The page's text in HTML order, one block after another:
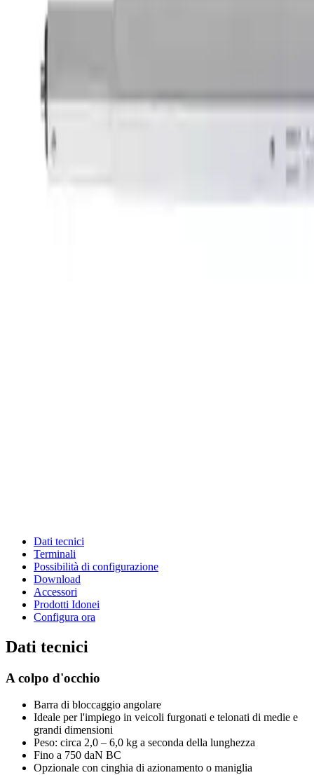
Dati tecnici
Terminali
Possibilità di configurazione
Download
Accessori
Prodotti Idonei
Configura ora
Dati tecnici
A colpo d'occhio
Barra di bloccaggio angolare
Ideale per l'impiego in veicoli furgonati e telonati di medie e
grandi dimensioni
Peso: circa 2,0 – 6,0 kg a seconda della lunghezza
Fino a 750 daN BC
Opzionale con cinghia di azionamento o maniglia